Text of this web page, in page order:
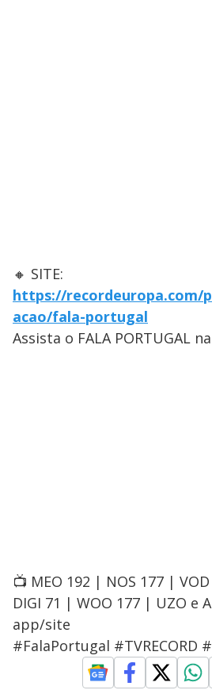
🔸 SITE:
https://recordeuropa.com/
acao/fala-portugal
Assista o FALA PORTUGAL na
📺 MEO 192 | NOS 177 |
DIGI 71 | WOO 177 | UZO e
app/site
#FalaPortugal #TVRECORD